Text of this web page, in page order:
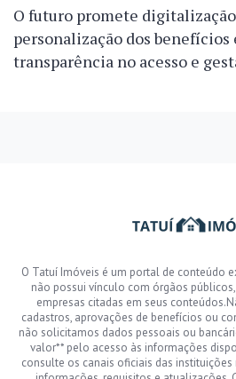
O futuro promete
personalização dos benefícios
transparência no acesso e
O Tatuí Imóveis é um portal de conteúdo
não possui vínculo com órgãos
empresas citadas em seus
cadastros, aprovações de benefícios ou
não solicitamos dados pessoais ou
valor** pelo acesso às informações
consulte os canais oficiais das